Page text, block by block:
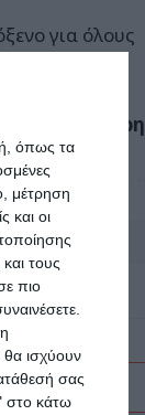
όπως τα
μέτρηση
και οι
τους
πιο
θα ισχύουν
σας
στο κάτω
για όλους
Μάργαρη
ένα σχόλιο